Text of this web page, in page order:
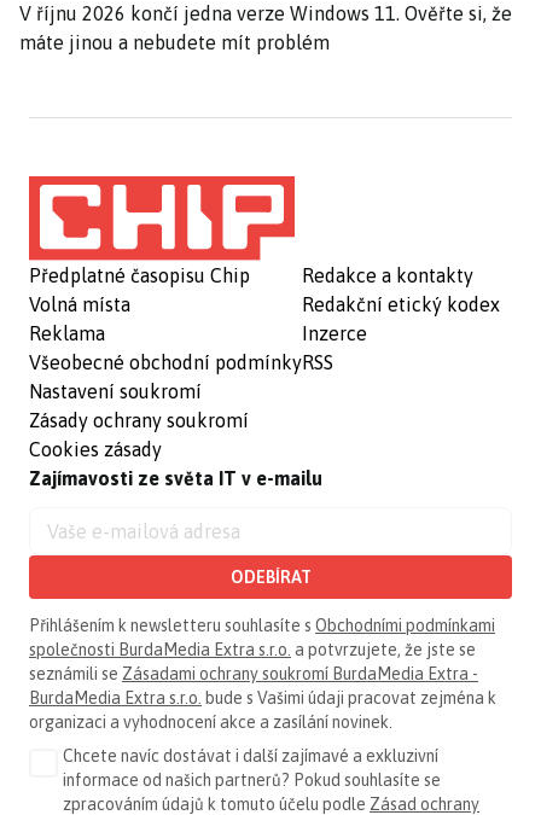
V říjnu 2026 končí jedna verze Windows 11. Ověřte si, že
máte jinou a nebudete mít problém
Předplatné časopisu Chip
Volná místa
Reklama
Všeobecné obchodní podmínky
Nastavení soukromí
Zásady ochrany soukromí
Cookies zásady
Redakce a kontakty
Redakční etický kodex
Inzerce
RSS
Zajímavosti ze světa IT v e-mailu
ODEBÍRAT
Přihlášením k newsletteru souhlasíte s Obchodními podmínkami
společnosti BurdaMedia Extra s.r.o. a potvrzujete, že jste se
seznámili se Zásadami ochrany soukromí BurdaMedia Extra -
BurdaMedia Extra s.r.o. bude s Vašimi údaji pracovat zejména k
organizaci a vyhodnocení akce a zasílání novinek.
Chcete navíc dostávat i další zajímavé a exkluzivní
informace od našich partnerů? Pokud souhlasíte se
zpracováním údajů k tomuto účelu podle Zásad ochrany